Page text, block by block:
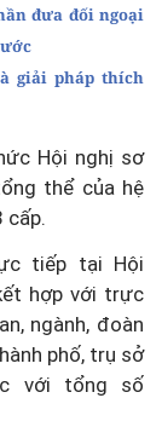
đưa đối ngoại
giải pháp thích
Hội nghị sơ
thể của hệ
cấp.
tiếp tại Hội
hợp với trực
ngành, đoàn
phố, trụ sở
với tổng số